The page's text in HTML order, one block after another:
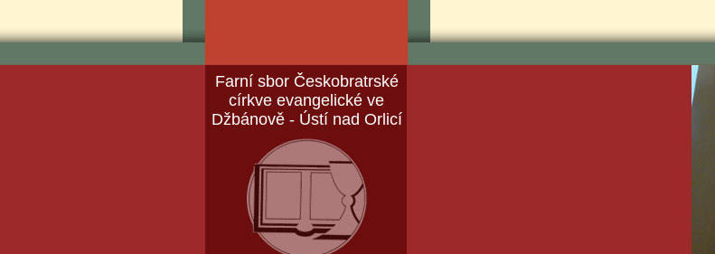
Farní sbor Českobratrské
církve evangelické ve
Džbánově - Ústí nad Orlicí